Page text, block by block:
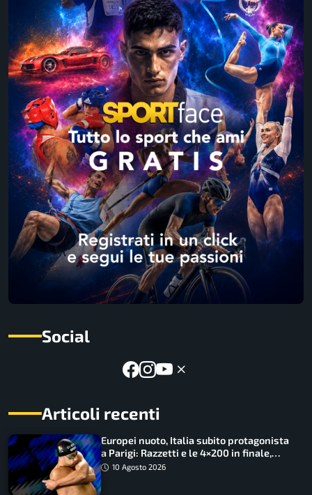
Social
Articoli recenti
Europei nuoto, Italia subito protagonista
a Parigi: Razzetti e le 4×200 in finale,
Quadarella domina gli 800
10 Agosto 2026